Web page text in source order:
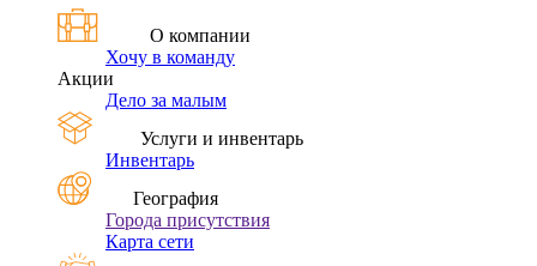
О компании
Хочу в команду
Акции
Дело за малым
Услуги и инвентарь
Инвентарь
География
Города присутствия
Карта сети